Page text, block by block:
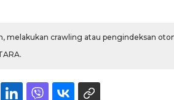
melakukan crawling atau pengindeksan